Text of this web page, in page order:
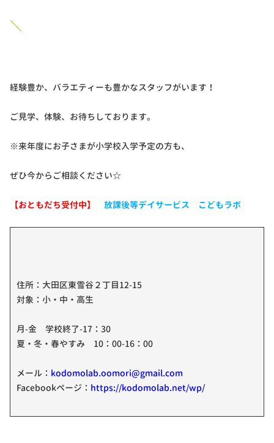
＼
経験豊か、バラエティーも豊かなスタッフがいます！
ご見学、体験、お待ちしております。
※来年度にお子さまが小学校入学予定の方も、
ぜひ今からご相談ください☆
【おともだち受付中】 放課後等デイサービス こどもラボ
住所：大田区東雪谷２丁目12-15
対象：小・中・高生
月-金 学校終了-17：30
夏・冬・春やすみ 10：00-16：00
メール： kodomolab.oomori@gmail.com
Facebookページ： https://kodomolab.net/wp/